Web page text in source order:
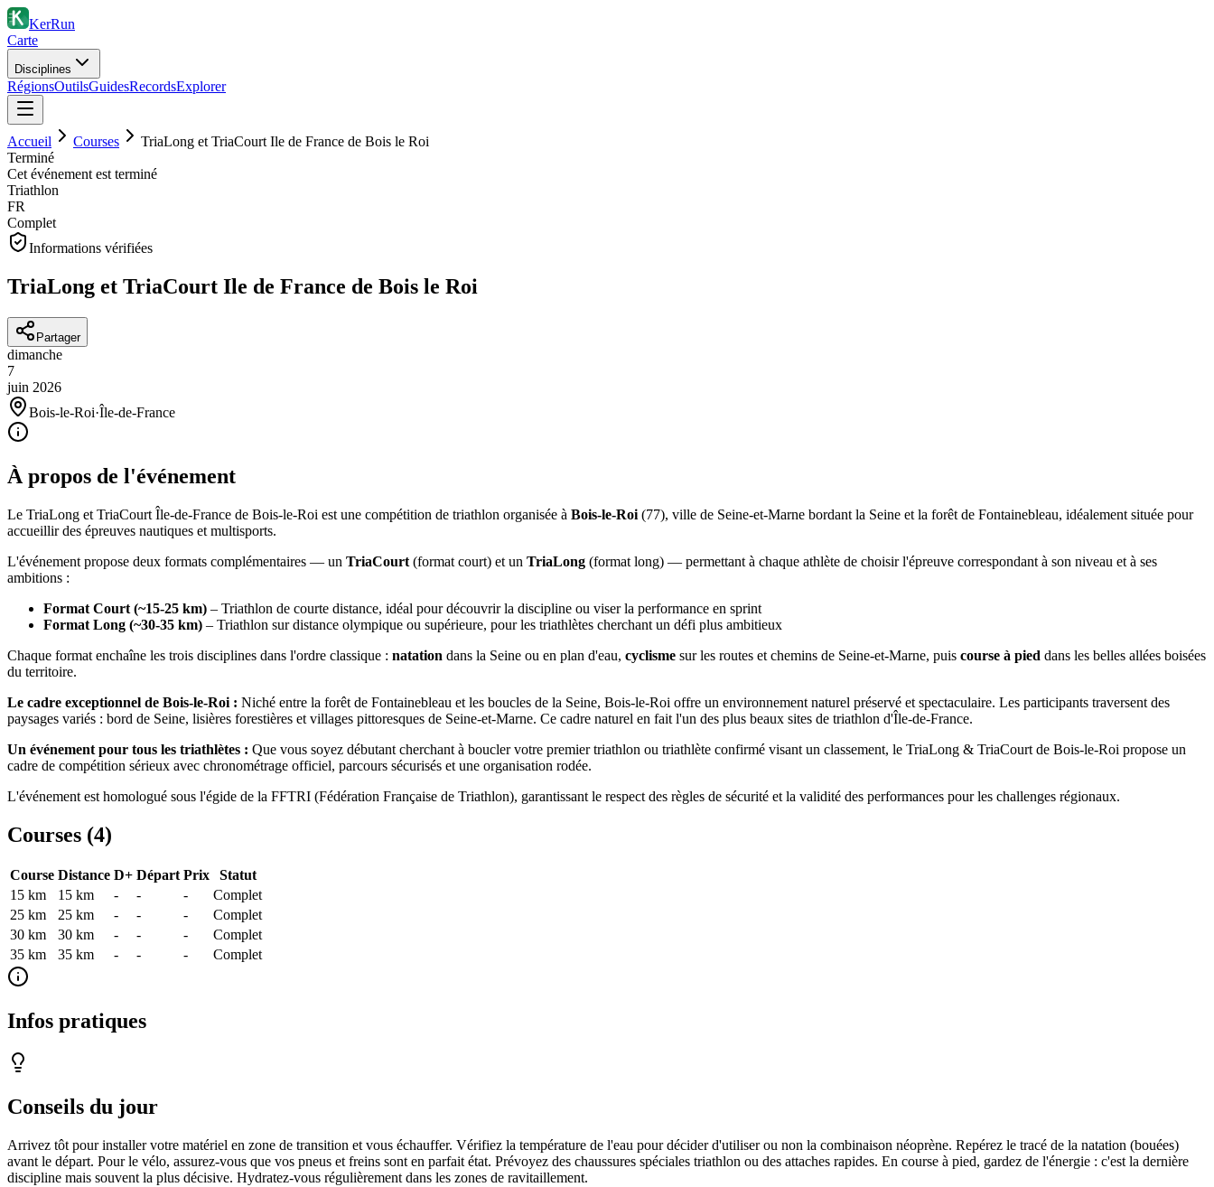
KerRun
Carte
Disciplines
RégionsOutilsGuidesRecordsExplorer
Accueil Courses
TriaLong et TriaCourt Ile de France de Bois le Roi
Terminé
Cet événement est terminé
Triathlon
FR
Complet
Informations vérifiées
TriaLong et TriaCourt Ile de France de Bois le Roi
Partager
dimanche
7
juin 2026
Bois-le-Roi·Île-de-France
À propos de l'événement
Le TriaLong et TriaCourt Île-de-France de Bois-le-Roi est une compétition de triathlon organisée à Bois-le-Roi (77), ville de Seine-et-Marne bordant la Seine et la forêt de Fontainebleau, idéalement située pour
accueillir des épreuves nautiques et multisports.
L'événement propose deux formats complémentaires — un TriaCourt (format court) et un TriaLong (format long) — permettant à chaque athlète de choisir l'épreuve correspondant à son niveau et à ses
ambitions :
Format Court (~15-25 km) – Triathlon de courte distance, idéal pour découvrir la discipline ou viser la performance en sprint
Format Long (~30-35 km) – Triathlon sur distance olympique ou supérieure, pour les triathlètes cherchant un défi plus ambitieux
Chaque format enchaîne les trois disciplines dans l'ordre classique : natation dans la Seine ou en plan d'eau, cyclisme sur les routes et chemins de Seine-et-Marne, puis course à pied dans les belles allées boisées
du territoire.
Le cadre exceptionnel de Bois-le-Roi : Niché entre la forêt de Fontainebleau et les boucles de la Seine, Bois-le-Roi offre un environnement naturel préservé et spectaculaire. Les participants traversent des
paysages variés : bord de Seine, lisières forestières et villages pittoresques de Seine-et-Marne. Ce cadre naturel en fait l'un des plus beaux sites de triathlon d'Île-de-France.
Un événement pour tous les triathlètes : Que vous soyez débutant cherchant à boucler votre premier triathlon ou triathlète confirmé visant un classement, le TriaLong & TriaCourt de Bois-le-Roi propose un
cadre de compétition sérieux avec chronométrage officiel, parcours sécurisés et une organisation rodée.
L'événement est homologué sous l'égide de la FFTRI (Fédération Française de Triathlon), garantissant le respect des règles de sécurité et la validité des performances pour les challenges régionaux.
Courses (4)
Course Distance D+ Départ Prix
Statut
15 km
15 km - - -
Complet
25 km
25 km - - -
Complet
30 km
30 km - - -
Complet
35 km
35 km - - - Complet
Infos pratiques
Conseils du jour
Arrivez tôt pour installer votre matériel en zone de transition et vous échauffer. Vérifiez la température de l'eau pour décider d'utiliser ou non la combinaison néoprène. Repérez le tracé de la natation (bouées)
avant le départ. Pour le vélo, assurez-vous que vos pneus et freins sont en parfait état. Prévoyez des chaussures spéciales triathlon ou des attaches rapides. En course à pied, gardez de l'énergie : c'est la dernière
discipline mais souvent la plus décisive. Hydratez-vous régulièrement dans les zones de ravitaillement.